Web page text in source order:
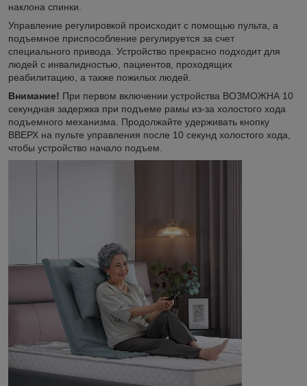
наклона спинки.
Управление регулировкой происходит с помощью пульта, а
подъемное приспособление регулируется за счет
специального привода. Устройство прекрасно подходит для
людей с инвалидностью, пациентов, проходящих
реабилитацию, а также пожилых людей.
Внимание! При первом включении устройства ВОЗМОЖНА 10
секундная задержка при подъеме рамы из-за холостого хода
подъемного механизма. Продолжайте удерживать кнопку
ВВЕРХ на пульте управления после 10 секунд холостого хода,
чтобы устройство начало подъем.